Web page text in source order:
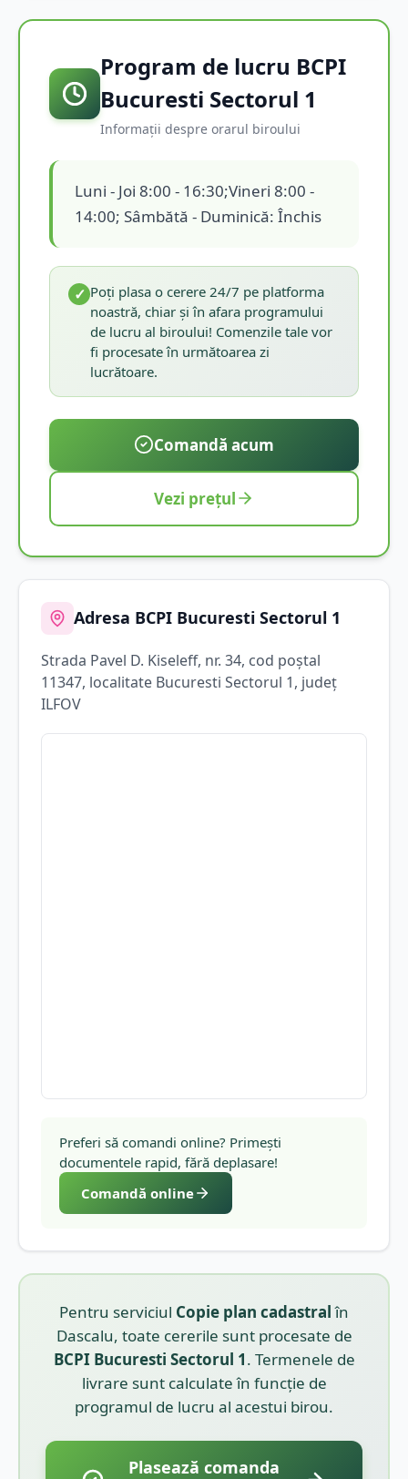
Program de lucru BCPI
Bucuresti Sectorul 1
Informații despre orarul biroului
Luni - Joi 8:00 - 16:30;Vineri 8:00 -
14:00; Sâmbătă - Duminică: Închis
✓ Poți plasa o cerere 24/7 pe platforma
noastră, chiar și în afara programului
de lucru al biroului! Comenzile tale vor
fi procesate în următoarea zi
lucrătoare.
Comandă acum
Vezi prețul
Adresa BCPI Bucuresti Sectorul 1
Strada Pavel D. Kiseleff, nr. 34, cod poștal
11347, localitate Bucuresti Sectorul 1, județ
ILFOV
Preferi să comandi online? Primești
documentele rapid, fără deplasare!
Comandă online
Pentru serviciul Copie plan cadastralîn
Dascalu, toate cererile sunt procesate de
BCPI Bucuresti Sectorul 1. Termenele de
livrare sunt calculate în funcție de
programul de lucru al acestui birou.
Plasează comanda